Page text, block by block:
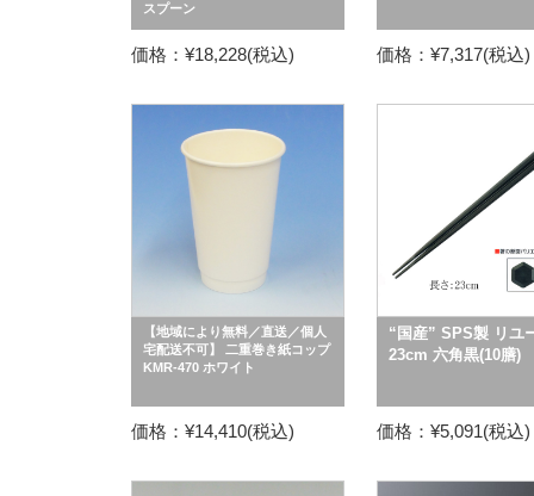
スプーン
価格：¥18,228(税込) 価格：¥7,317(税込)
【地域により無料／直送／個人
宅配送不可】 二重巻き紙コップ
KMR-470 ホワイト
価格：¥14,410(税込)
“国産” SPS製 リユ
23cm 六角黒(10膳)
価格：¥5,091(税込)